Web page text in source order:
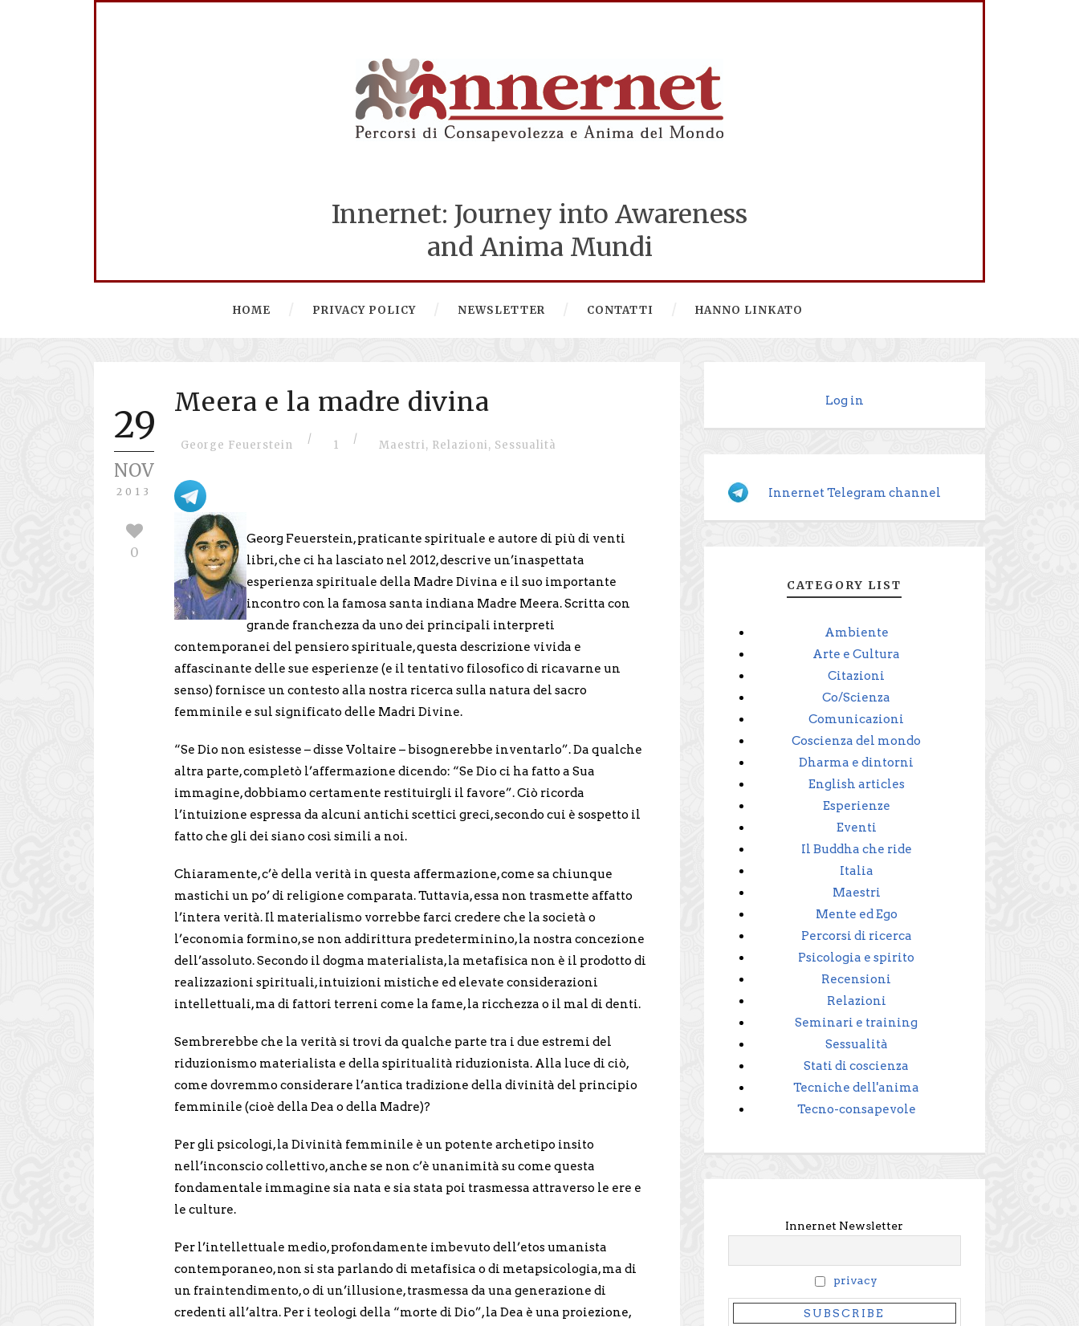
Innernet: Journey into Awareness
and Anima Mundi
HOME PRIVACY POLICY NEWSLETTER CONTATTI HANNO LINKATO
29
NOV
2013
0
Meera e la madre divina
George Feuerstein / 1 / Maestri, Relazioni, Sessualità
Georg Feuerstein, praticante spirituale e autore di più di venti
libri, che ci ha lasciato nel 2012, descrive un’inaspettata
esperienza spirituale della Madre Divina e il suo importante
incontro con la famosa santa indiana Madre Meera. Scritta con
grande franchezza da uno dei principali interpreti
contemporanei del pensiero spirituale, questa descrizione vivida e
affascinante delle sue esperienze (e il tentativo filosofico di ricavarne un
senso) fornisce un contesto alla nostra ricerca sulla natura del sacro
femminile e sul significato delle Madri Divine.
“Se Dio non esistesse – disse Voltaire – bisognerebbe inventarlo”. Da qualche
altra parte, completò l’affermazione dicendo: “Se Dio ci ha fatto a Sua
immagine, dobbiamo certamente restituirgli il favore”. Ciò ricorda
l’intuizione espressa da alcuni antichi scettici greci, secondo cui è sospetto il
fatto che gli dei siano così simili a noi.
Chiaramente, c’è della verità in questa affermazione, come sa chiunque
mastichi un po’ di religione comparata. Tuttavia, essa non trasmette affatto
l’intera verità. Il materialismo vorrebbe farci credere che la società o
l’economia formino, se non addirittura predeterminino, la nostra concezione
dell’assoluto. Secondo il dogma materialista, la metafisica non è il prodotto di
realizzazioni spirituali, intuizioni mistiche ed elevate considerazioni
intellettuali, ma di fattori terreni come la fame, la ricchezza o il mal di denti.
Sembrerebbe che la verità si trovi da qualche parte tra i due estremi del
riduzionismo materialista e della spiritualità riduzionista. Alla luce di ciò,
come dovremmo considerare l’antica tradizione della divinità del principio
femminile (cioè della Dea o della Madre)?
Per gli psicologi, la Divinità femminile è un potente archetipo insito
nell’inconscio collettivo, anche se non c’è unanimità su come questa
fondamentale immagine sia nata e sia stata poi trasmessa attraverso le ere e
le culture.
Per l’intellettuale medio, profondamente imbevuto dell’etos umanista
contemporaneo, non si sta parlando di metafisica o di metapsicologia, ma di
un fraintendimento, o di un’illusione, trasmessa da una generazione di
credenti all’altra. Per i teologi della “morte di Dio”, la Dea è una proiezione,
Log in
Innernet Telegram channel
CATEGORY LIST
Ambiente
Arte e Cultura
Citazioni
Co/Scienza
Comunicazioni
Coscienza del mondo
Dharma e dintorni
English articles
Esperienze
Eventi
Il Buddha che ride
Italia
Maestri
Mente ed Ego
Percorsi di ricerca
Psicologia e spirito
Recensioni
Relazioni
Seminari e training
Sessualità
Stati di coscienza
Tecniche dell'anima
Tecno-consapevole
Innernet Newsletter
privacy